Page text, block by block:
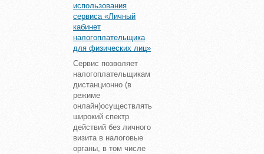
использования
сервиса «Личный
кабинет
налогоплательщика
для физических лиц»
Сервис позволяет
налогоплательщикам
дистанционно (в
режиме
онлайн)осуществлять
широкий спектр
действий без личного
визита в налоговые
органы, в том числе